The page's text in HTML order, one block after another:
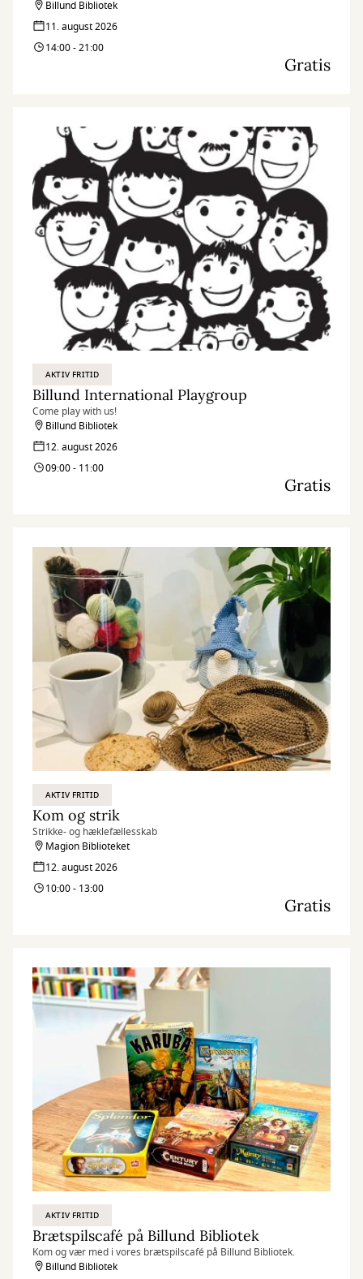
Billund Bibliotek
11. august 2026
14:00 - 21:00
Gratis
AKTIV FRITID
Billund International Playgroup
Come play with us!
Billund Bibliotek
12. august 2026
09:00 - 11:00
Gratis
AKTIV FRITID
Kom og strik
Strikke- og hæklefællesskab
Magion Biblioteket
12. august 2026
10:00 - 13:00
Gratis
AKTIV FRITID
Brætspilscafé på Billund Bibliotek
Kom og vær med i vores brætspilscafé på Billund Bibliotek.
Billund Bibliotek